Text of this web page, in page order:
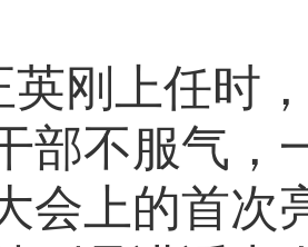
英刚上任时
部不服气，
会上的首次